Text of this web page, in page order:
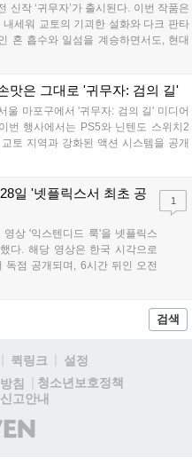
신작 ‘귀무자’가 출시된다. 이번 작품은
세워 교토의 기괴한 설화와 다크 판타
혼 흡수와 일섬을 계승하면서도, 현대
섬'을 더해 전투의 깊이를 더했다. 개발
의 모션 캡처를 통해 리얼리티를 극대
다크 판타지 분위기를 충실히 담아내어
게 새로운 재미를 선사할 예정이다....
맛은 그대로 '귀무자: 검의 길'
울 마포구에서 '귀무자: 검의 길' 미디어
번 행사에서는 PS5와 닌텐도 스위치2
토 지역과 강화된 액션 시스템을 공개
가 오니를 정화하는 과정을 담았으며,
높였습니다....
일 '넷플릭스서 최초 공
상 '익스텐디드 룩'을 넷플릭스
다. 해당 영상은 한국 시각으로
점 공개되며, 6시간 뒤인 오전
에서도 확인할 수 있다. 기존보
팅 방식에 어떤 변화를 가져올지
1
검색
퀵링크
설정
침
청소년보호정책
고안내
)